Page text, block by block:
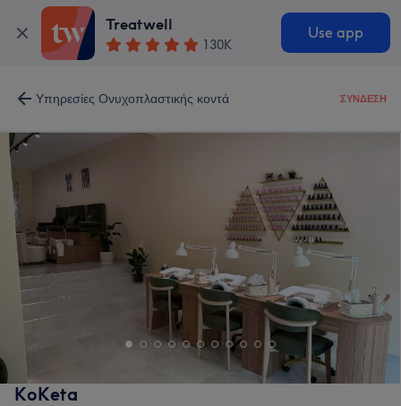
Treatwell
130K
Use app
Υπηρεσίες Ονυχοπλαστικής κοντά ΣΎΝΔΕΣΗ
KoKeta